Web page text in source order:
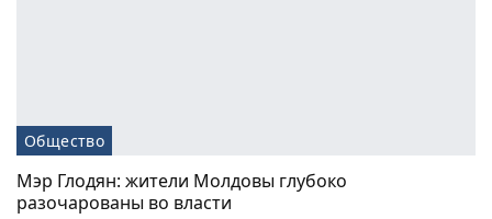
Общество
Мэр Глодян: жители Молдовы глубоко
разочарованы во власти